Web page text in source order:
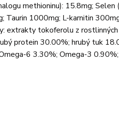
methioninu): 15.8mg;
Taurin 1000mg; L-karnitin
extrakty tokoferolu z
protein 30.00%; hrubý tuk
6 3.30%; Omega-3